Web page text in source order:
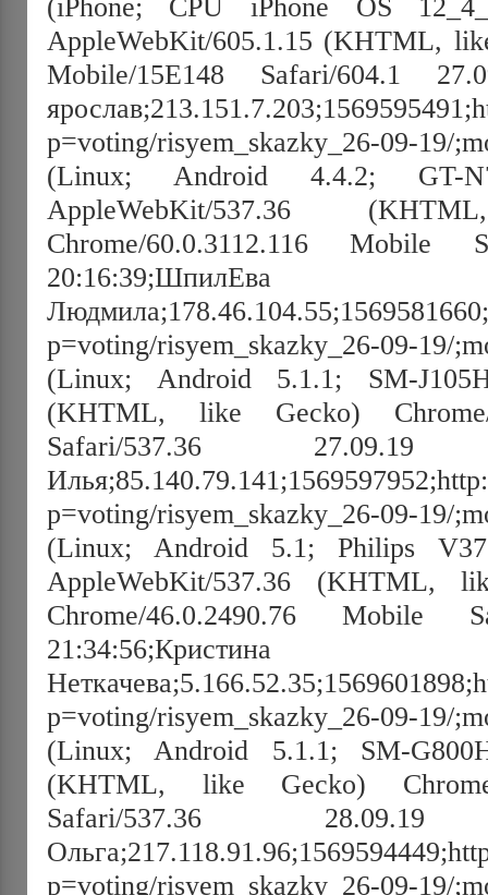
(iPhone; CPU iPhone OS
AppleWebKit/605.1.15 (KHTML,
Mobile/15E148 Safari/604.1
p=voting/risyem_skazky_26-09-19/
(Linux; Android 4.4.2; GT-
AppleWebKit/537.36
Chrome/60.0.3112.116 Mobile
20:16:39;ШпилЕва
p=voting/risyem_skazky_26-09-19/
(Linux; Android 5.1.1; SM-
(KHTML, like Gecko) Chrome/
Safari/537.36 27.09.19
p=voting/risyem_skazky_26-09-19/
(Linux; Android 5.1; Philips
AppleWebKit/537.36 (KHTML,
Chrome/46.0.2490.76 Mobile
21:34:56;Кристина
p=voting/risyem_skazky_26-09-19/
(Linux; Android 5.1.1; SM-
(KHTML, like Gecko)
Safari/537.36 28.09.19
p=voting/risyem_skazky_26-09-19/